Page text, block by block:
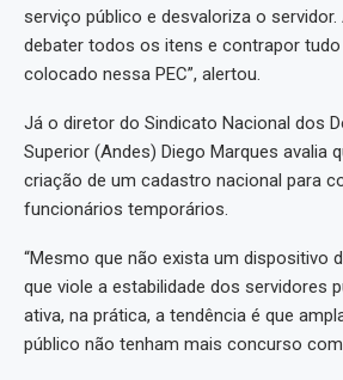
serviço público e desvaloriza o
debater todos os itens e contrapor
colocado nessa PEC”, alertou.
Já o diretor do Sindicato Nacional dos
Superior (Andes) Diego Marques avalia
criação de um cadastro nacional para
funcionários temporários.
“Mesmo que não exista um dispositivo
que viole a estabilidade dos servidores
ativa, na prática, a tendência é que
público não tenham mais concurso com